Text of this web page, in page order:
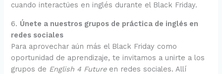
cuando interactúes en inglés durante el Black Friday.
6. Únete a nuestros grupos de práctica de inglés en
redes sociales
Para aprovechar aún más el Black Friday como
oportunidad de aprendizaje, te invitamos a unirte a los
grupos de English 4 Futureen redes sociales. Allí